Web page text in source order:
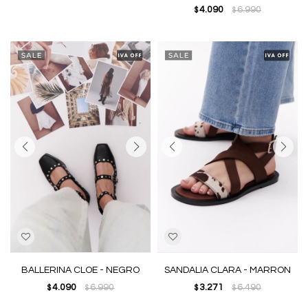
$ 4.090 $6.990
BALLERINA CLOE - NEGRO
$ 4.090 $6.990
SANDALIA CLARA - MARRON
$ 3.271 $6.490